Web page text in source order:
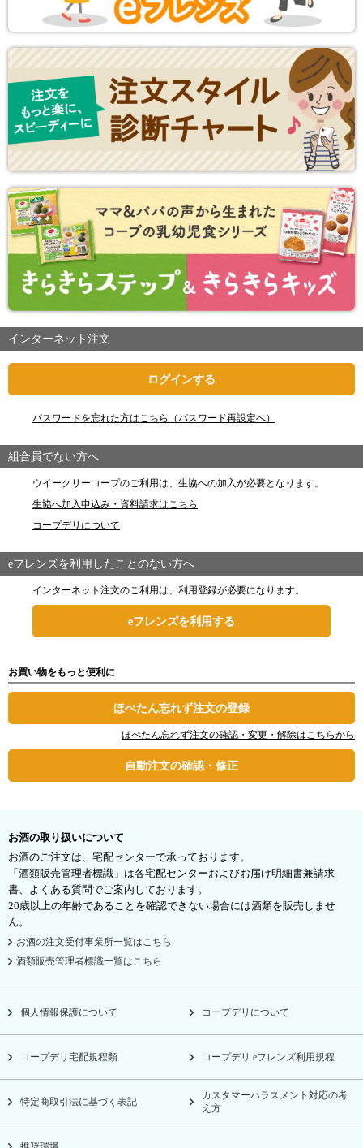
インターネット注文
ログインする
パスワードを忘れた方はこちら（パスワード再設定へ）
組合員でない方へ
ウイークリーコープのご利用は、生協への加入が必要となります。
生協へ加入申込み・資料請求はこちら
コープデリについて
eフレンズを利用したことのない方へ
インターネット注文のご利用は、利用登録が必要になります。
eフレンズを利用する
お買い物をもっと便利に
ほぺたん忘れず注文の登録
ほぺたん忘れず注文の確認・変更・解除はこちらから
自動注文の確認・修正
お酒の取り扱いについて
お酒のご注文は、宅配センターで承っております。
「酒類販売管理者標識」は各宅配センターおよびお届け明細書兼請求
書、よくある質問でご案内しております。
20歳以上の年齢であることを確認できない場合には酒類を販売しませ
ん。
お酒の注文受付事業所一覧はこちら
酒類販売管理者標識一覧はこちら
個人情報保護について コープデリについて
コープデリ宅配規程類 コープデリ eフレンズ利用規程
特定商取引法に基づく表記
カスタマーハラスメント対応の考
え方